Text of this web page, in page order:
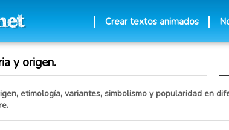
Crear textos animados
y origen.
etimología, variantes, simbolismo y popularidad en